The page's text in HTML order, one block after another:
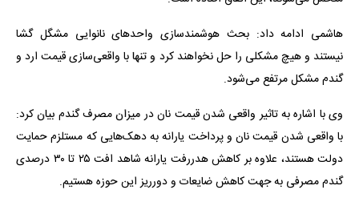
هاشمی ادامه داد: بحث هوشمندسازی واحدهای نانوایی مشگل گشا
نیستند و هیچ مشکلی را حل نخواهند کرد و تنها با واقعی‌سازی قیمت ارد و
گندم مشکل مرتفع می‌شود.
وی با اشاره به تاثیر واقعی شدن قیمت نان در میزان مصرف گندم بیان کرد:
با واقعی شدن قیمت نان و پرداخت یارانه به دهک‌هایی که مستلزم حمایت
دولت هستند، علاوه بر کاهش هدررفت یارانه شاهد افت ۲۵ تا ۳۰ درصدی
گندم مصرفی به جهت کاهش ضایعات و دورریز این حوزه هستیم.